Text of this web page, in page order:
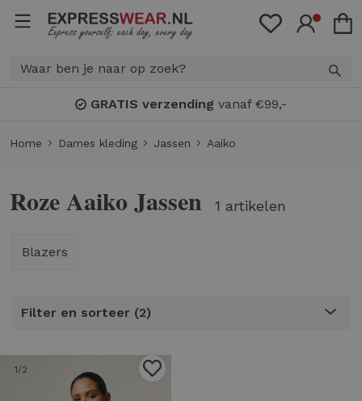
GRATIS verzending vanaf €99,-
Home Dames kleding Jassen Aaiko
Roze Aaiko Jassen 1 artikelen
Blazers
Filter en sorteer 2
1/2